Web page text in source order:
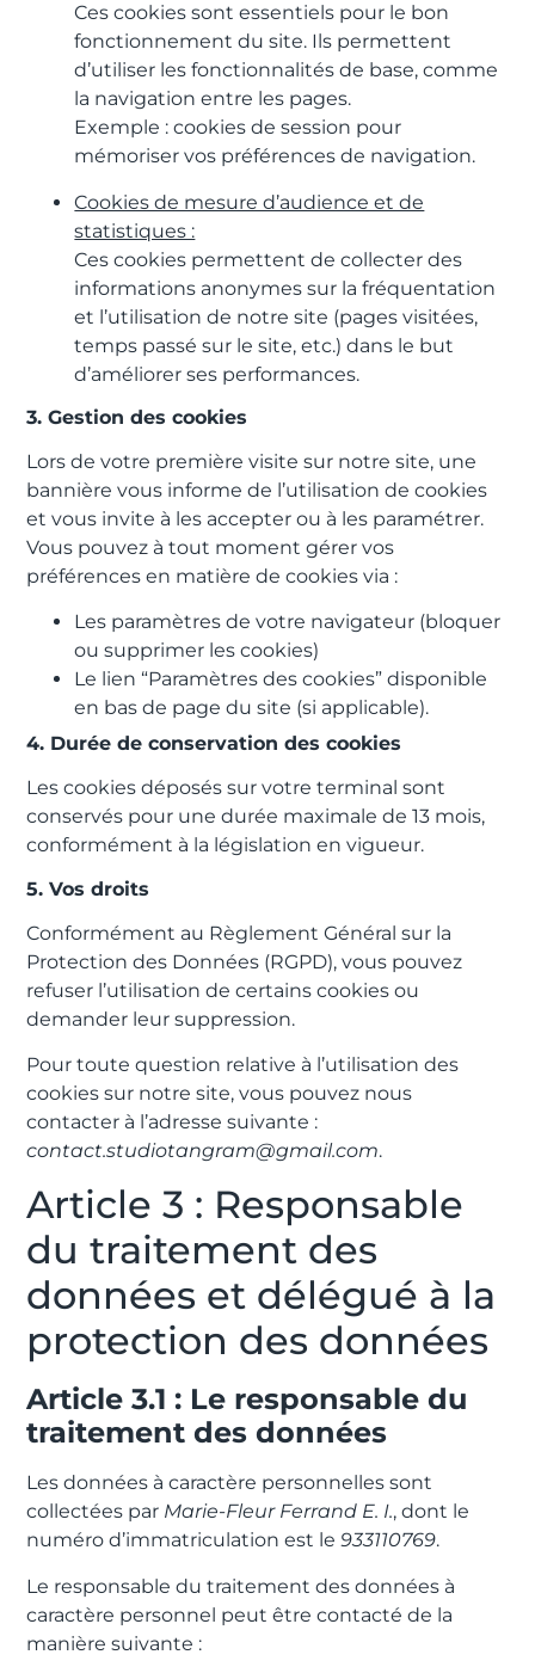
Ces cookies sont essentiels pour le bon
fonctionnement du site. Ils permettent
d’utiliser les fonctionnalités de base, comme
la navigation entre les pages.
Exemple : cookies de session pour
mémoriser vos préférences de navigation.
Cookies de mesure d’audience et de
statistiques :
Ces cookies permettent de collecter des
informations anonymes sur la fréquentation
et l’utilisation de notre site (pages visitées,
temps passé sur le site, etc.) dans le but
d’améliorer ses performances.
3. Gestion des cookies
Lors de votre première visite sur notre site, une
bannière vous informe de l’utilisation de cookies
et vous invite à les accepter ou à les paramétrer.
Vous pouvez à tout moment gérer vos
préférences en matière de cookies via :
Les paramètres de votre navigateur (bloquer
ou supprimer les cookies)
Le lien “Paramètres des cookies” disponible
en bas de page du site (si applicable).
4. Durée de conservation des cookies
Les cookies déposés sur votre terminal sont
conservés pour une durée maximale de 13 mois,
conformément à la législation en vigueur.
5. Vos droits
Conformément au Règlement Général sur la
Protection des Données (RGPD), vous pouvez
refuser l’utilisation de certains cookies ou
demander leur suppression.
Pour toute question relative à l’utilisation des
cookies sur notre site, vous pouvez nous
contacter à l’adresse suivante :
contact.studiotangram@gmail.com.
Article 3 : Responsable
du traitement des
données et délégué à la
protection des données
Article 3.1 : Le responsable du
traitement des données
Les données à caractère personnelles sont
collectées par Marie-Fleur Ferrand E. I., dont le
numéro d’immatriculation est le933110769.
Le responsable du traitement des données à
caractère personnel peut être contacté de la
manière suivante :